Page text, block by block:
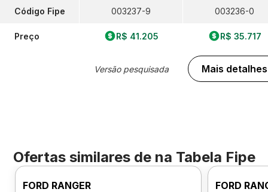
Código Fipe
Preço
003237-9
R$ 41.205
Versão pesquisada
003236-0
R$ 35.717
Mais detalhes
Ofertas similares de na Tabela Fipe
FORD RANGER FORD